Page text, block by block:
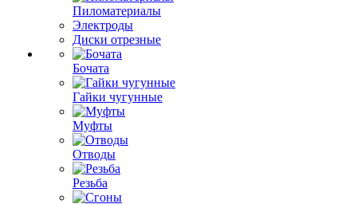
Пиломатериалы
Электроды
Диски отрезные
Бочата
Гайки чугунные
Муфты
Отводы
Резьба